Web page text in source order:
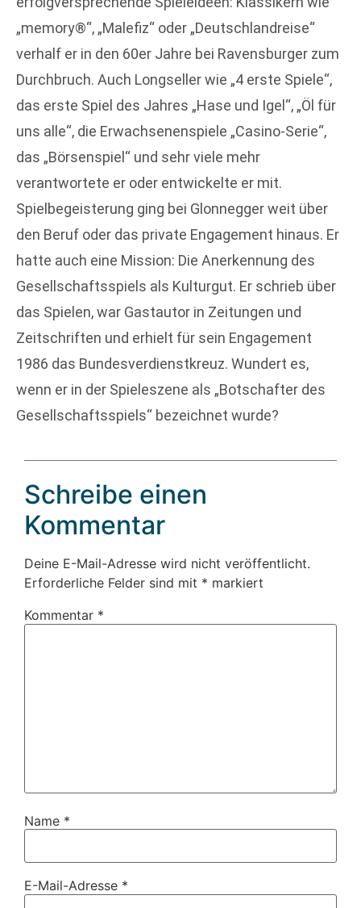
„memory®“, „Malefiz“ oder „Deutschlandreise“
verhalf er in den 60er Jahre bei Ravensburger zum
Durchbruch. Auch Longseller wie „4 erste Spiele“,
das erste Spiel des Jahres „Hase und Igel“, „Öl für
uns alle“, die Erwachsenenspiele „Casino-Serie“,
das „Börsenspiel“ und sehr viele mehr
verantwortete er oder entwickelte er mit.
Spielbegeisterung ging bei Glonnegger weit über
den Beruf oder das private Engagement hinaus. Er
hatte auch eine Mission: Die Anerkennung des
Gesellschaftsspiels als Kulturgut. Er schrieb über
das Spielen, war Gastautor in Zeitungen und
Zeitschriften und erhielt für sein Engagement
1986 das Bundesverdienstkreuz. Wundert es,
wenn er in der Spieleszene als „Botschafter des
Gesellschaftsspiels“ bezeichnet wurde?
Schreibe einen
Kommentar
Deine E-Mail-Adresse wird nicht veröffentlicht.
Erforderliche Felder sind mit * markiert
Kommentar *
Name *
E-Mail-Adresse *